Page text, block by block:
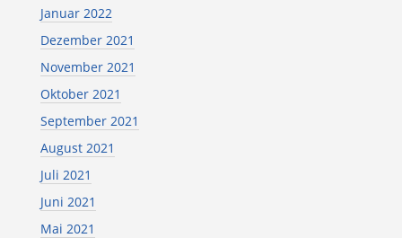
Januar 2022
Dezember 2021
November 2021
Oktober 2021
September 2021
August 2021
Juli 2021
Juni 2021
Mai 2021